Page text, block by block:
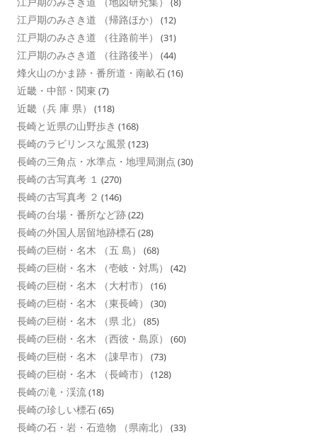
江戸期のみさき道 （帰路ほか） (12)
江戸期のみさき道 （往路前半） (31)
江戸期のみさき道 （往路後半） (44)
烽火山のかま跡・番所道・南畝石(16)
近畿・中部・関東 (7)
近畿（兵 庫 県） (118)
長崎と近県の山野歩き (168)
長崎のラビリンスな風景 (123)
長崎の三角点・水準点・地理局測点 (30)
長崎の古写真考 １ (270)
長崎の古写真考 ２ (146)
長崎の台場・番所など跡(22)
長崎の外国人居留地跡標石(28)
長崎の巨樹・名木 （五 島） (68)
長崎の巨樹・名木 （壱岐・対馬） (42)
長崎の巨樹・名木 （大村市） (16)
長崎の巨樹・名木 （東長崎） (30)
長崎の巨樹・名木 （県 北） (85)
長崎の巨樹・名木 （西彼・島原） (60)
長崎の巨樹・名木 （諌早市） (73)
長崎の巨樹・名木 （長崎市） (128)
長崎の滝・渓流(18)
長崎の珍しい標石(65)
長崎の石・岩・石造物 （県南北） (33)